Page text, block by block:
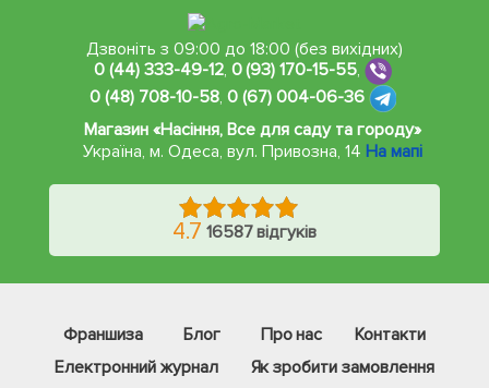
Дзвоніть з 09:00 до 18:00 (без вихідних)
0 (44) 333-49-12, 0 (93) 170-15-55,
0 (48) 708-10-58, 0 (67) 004-06-36
Магазин «Насіння, Все для саду та городу»
Україна, м. Одеса,вул. Привозна, 14 На мапі
4.7 16587 відгуків
Франшиза Блог Про нас
Контакти
Електронний журнал
Як зробити замовлення